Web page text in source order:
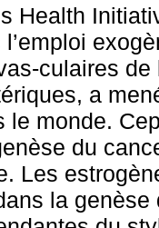
Health
culaires
a
le monde.
du
Les
la